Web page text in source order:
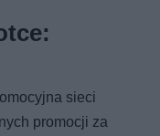
sieci
promocji za